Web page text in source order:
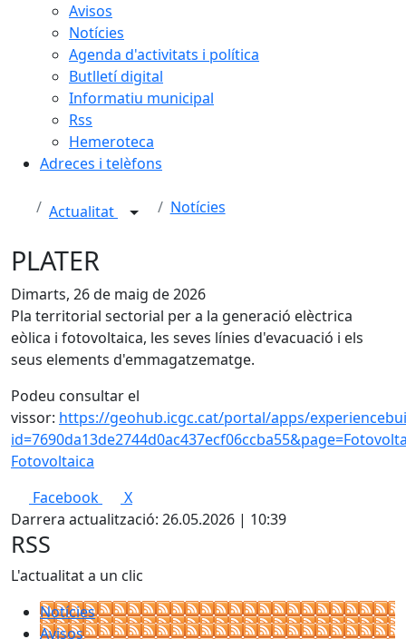
Avisos
Notícies
Agenda d'activitats i política
Butlletí digital
Informatiu municipal
Rss
Hemeroteca
Adreces i telèfons
Actualitat Notícies
PLATER
Dimarts, 26 de maig de 2026
Pla territorial sectorial per a la generació elèctrica
eòlica i fotovoltaica, les seves línies d'evacuació i els
seus elements d'emmagatzematge.
Podeu consultar el
vissor: https://geohub.icgc.cat/portal/apps/
Fotovoltaica
Facebook
X
Darrera actualització: 26.05.2026 | 10:39
RSS
L'actualitat a un clic
Notícies
Avisos